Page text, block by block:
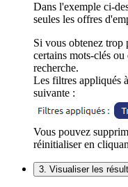
Dans l'exemple ci-
seules les offres
Si vous obtenez trop
certains mots-clés
recherche.
Les filtres appliqués
suivante :
Vous pouvez
réinitialiser en
3. Visualiser les